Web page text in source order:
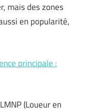
mais des zones
en popularité,
principale :
(Loueur en